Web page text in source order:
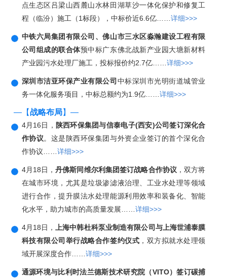
点生态区吕梁山西麓山水林田湖草沙一体化保护和修复工
程（临汾）施工（1标段），中标价近6.6亿…… 详细>>>
中铁六局集团有限公司、佛山市三水区淼瀚建设工程有限
公司组成的联合体预中标广东佛北战新产业园大塘新材料
产业园污水处理厂施工，投标报价约2.7亿…… 详细>>>
深圳市洁亚环保产业有限公司 中标深圳市光明街道城管业
务一体化服务项目，中标总额约为1.9亿…… 详细>>>
—【战略布局】—
4月16日， 陕西环保集团与信泰电子(西安)公司签订深化合
作协议。这是陕西环保集团与外资企业签订的首个深化合
作协议…… 详细>>>
4月18日，丹佛斯同维尔利集团签订战略合作协议 ，双方将
在城市环境，尤其是垃圾渗滤液治理、工业水处理等领域
进行合作，提升膜法水处理能源利用效率和装备化、智能
化水平，助力城市的高质量发展…… 详细>>>
4月18日，
上海中韩杜科泵业制造有限公司与上海世浦泰膜
科技有限公司举行战略合作签约仪式 ，双方拟就水处理领
域开展深度合作…… 详细>>>
通源环境与比利时法兰德斯技术研究院（VITO）签订碳捕